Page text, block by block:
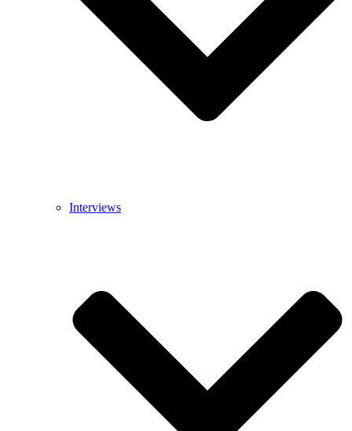
Interviews